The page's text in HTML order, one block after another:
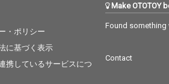
・ポリシー
に基づく表示
携しているサービスにつ
Make OTOTOY
Found something
Contact